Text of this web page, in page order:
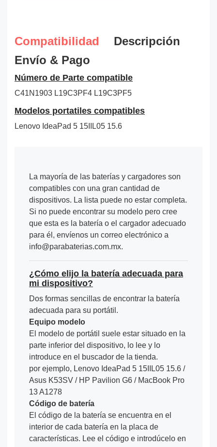
Compatibilidad
Descripción
Envío & Pago
Número de Parte compatible
C41N1903 L19C3PF4 L19C3PF5
Modelos portatiles compatibles
Lenovo IdeaPad 5 15IIL05 15.6
La mayoría de las baterías y cargadores son
compatibles con una gran cantidad de
dispositivos. La lista puede no estar completa.
Si no puede encontrar su modelo pero cree
que esta es la batería o el cargador adecuado
para él, envíenos un correo electrónico a
info@parabaterias.com.mx.
¿Cómo elijo la batería adecuada para
mi dispositivo?
Dos formas sencillas de encontrar la batería
adecuada para su portátil.
Equipo modelo
El modelo de portátil suele estar situado en la
parte inferior del dispositivo, lo lee y lo
introduce en el buscador de la tienda.
por ejemplo, Lenovo IdeaPad 5 15IIL05 15.6 /
Asus K53SV / HP Pavilion G6 / MacBook Pro
13 A1278
Código de batería
El código de la batería se encuentra en el
interior de cada batería en la placa de
características. Lee el código e introdúcelo en